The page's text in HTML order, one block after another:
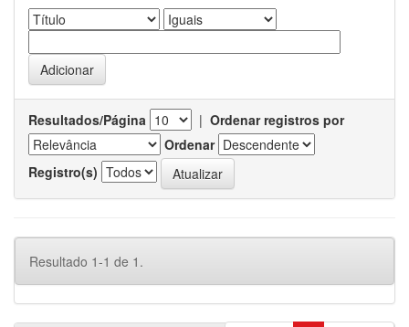
Resultados/Página | Ordenar registros por
Ordenar
Registro(s)
Resultado 1-1 de 1.